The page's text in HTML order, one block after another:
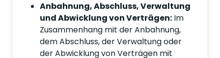
Anbahnung, Abschluss, Verwaltung
und Abwicklung von Verträgen: Im
Zusammenhang mit der Anbahnung,
dem Abschluss, der Verwaltung oder
der Abwicklung von Verträgen mit